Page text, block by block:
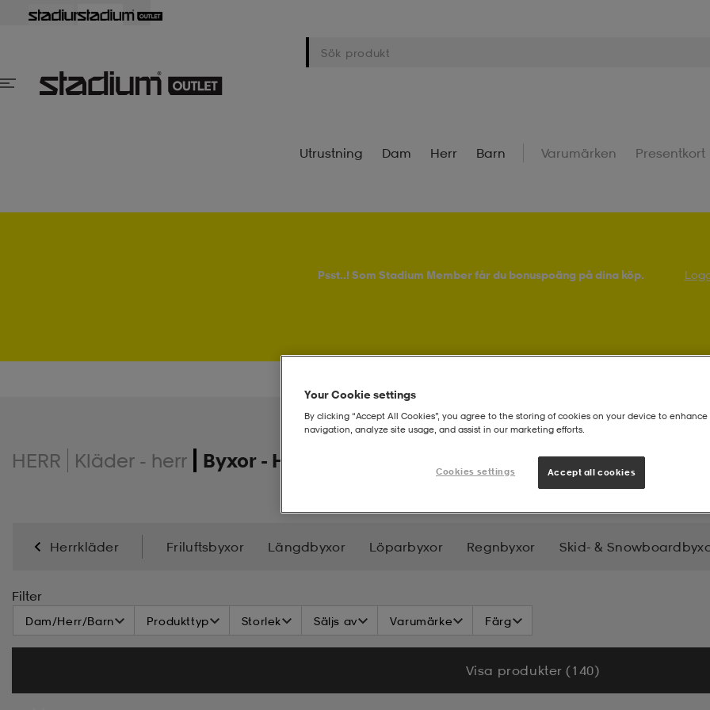
Utrustning Dam Herr Barn Varumärken Presentkort
Psst..! Som Stadium Member får du bonuspoäng på dina köp.
HERR Kläder - herr Byxor - Herr
Herrkläder Friluftsbyxor Längdbyxor Löparbyxor Regnbyxor Skid- &
Filter
Dam/Herr/Barn Produkttyp Storlek Säljs av Varumärke Färg
Visa produkter (140)
Your Cookie settings
By clicking “Accept All Cookies”, you agree to the storing of cookies on your device to enhance
navigation, analyze site usage, and assist in our marketing efforts.
Cookies settings Accept all cookies